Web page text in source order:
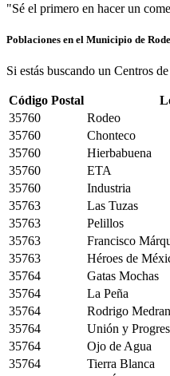
"Sé el primero en hacer un
Poblaciones en el Municipio de
Si estás buscando un Centros
Código Postal
35760
Rodeo
35760
Chonteco
35760
Hierbabuena
35760
ETA
35760
Industria
35763
Las Tuzas
35763
Pelillos
35763
Francisco
35763
Héroes de
35764
Gatas Mochas
35764
La Peña
35764
Rodrigo
35764
Unión y
35764
Ojo de Agua
35764
Tierra Blanca